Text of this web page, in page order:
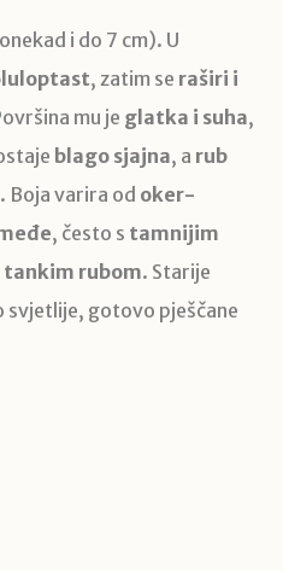
i do 7 cm). U
, zatim se raširi i
mu je glatka i suha,
blago sjajna, a rub
. Boja varira od oker-
, često s tamnijim
rubom. Starije
svjetlije, gotovo pješčane